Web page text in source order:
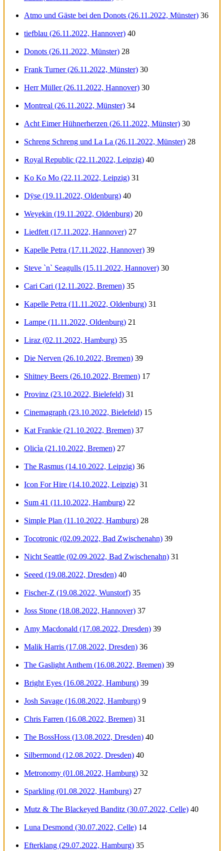
Atmo und Gäste bei den Donots (26.11.2022, Münster) 36
tiefblau (26.11.2022, Hannover) 40
Donots (26.11.2022, Münster) 28
Frank Turner (26.11.2022, Münster) 30
Herr Müller (26.11.2022, Hannover) 30
Montreal (26.11.2022, Münster) 34
Acht Eimer Hühnerherzen (26.11.2022, Münster) 30
Schreng Schreng und La La (26.11.2022, Münster) 28
Royal Republic (22.11.2022, Leipzig) 40
Ko Ko Mo (22.11.2022, Leipzig) 31
Dÿse (19.11.2022, Oldenburg) 40
Weyekin (19.11.2022, Oldenburg) 20
Liedfett (17.11.2022, Hannover) 27
Kapelle Petra (17.11.2022, Hannover) 39
Steve `n` Seagulls (15.11.2022, Hannover) 30
Cari Cari (12.11.2022, Bremen) 35
Kapelle Petra (11.11.2022, Oldenburg) 31
Lampe (11.11.2022, Oldenburg) 21
Liraz (02.11.2022, Hamburg) 35
Die Nerven (26.10.2022, Bremen) 39
Shitney Beers (26.10.2022, Bremen) 17
Provinz (23.10.2022, Bielefeld) 31
Cinemagraph (23.10.2022, Bielefeld) 15
Kat Frankie (21.10.2022, Bremen) 37
Olicìa (21.10.2022, Bremen) 27
The Rasmus (14.10.2022, Leipzig) 36
Icon For Hire (14.10.2022, Leipzig) 31
Sum 41 (11.10.2022, Hamburg) 22
Simple Plan (11.10.2022, Hamburg) 28
Tocotronic (02.09.2022, Bad Zwischenahn) 39
Nicht Seattle (02.09.2022, Bad Zwischenahn) 31
Seeed (19.08.2022, Dresden) 40
Fischer-Z (19.08.2022, Wunstorf) 35
Joss Stone (18.08.2022, Hannover) 37
Amy Macdonald (17.08.2022, Dresden) 39
Malik Harris (17.08.2022, Dresden) 36
The Gaslight Anthem (16.08.2022, Bremen) 39
Bright Eyes (16.08.2022, Hamburg) 39
Josh Savage (16.08.2022, Hamburg) 9
Chris Farren (16.08.2022, Bremen) 31
The BossHoss (13.08.2022, Dresden) 40
Silbermond (12.08.2022, Dresden) 40
Metronomy (01.08.2022, Hamburg) 32
Sparkling (01.08.2022, Hamburg) 27
Mutz & The Blackeyed Banditz (30.07.2022, Celle) 40
Luna Desmond (30.07.2022, Celle) 14
Efterklang (29.07.2022, Hamburg) 35